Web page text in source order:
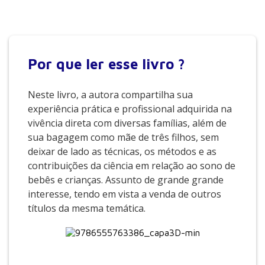
Por que ler esse livro ?
Neste livro, a autora compartilha sua
experiência prática e profissional adquirida na
vivência direta com diversas famílias, além de
sua bagagem como mãe de três filhos, sem
deixar de lado as técnicas, os métodos e as
contribuições da ciência em relação ao sono de
bebês e crianças. Assunto de grande grande
interesse, tendo em vista a venda de outros
títulos da mesma temática.